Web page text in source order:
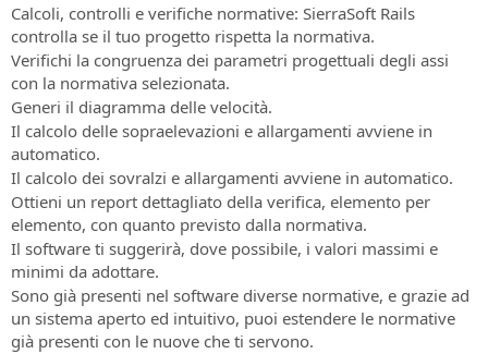
Calcoli, controlli e verifiche normative: SierraSoft Rails
controlla se il tuo progetto rispetta la normativa.
Verifichi la congruenza dei parametri progettuali degli assi
con la normativa selezionata.
Generi il diagramma delle velocità.
Il calcolo delle sopraelevazioni e allargamenti avviene in
automatico.
Il calcolo dei sovralzi e allargamenti avviene in automatico.
Ottieni un report dettagliato della verifica, elemento per
elemento, con quanto previsto dalla normativa.
Il software ti suggerirà, dove possibile, i valori massimi e
minimi da adottare.
Sono già presenti nel software diverse normative, e grazie ad
un sistema aperto ed intuitivo, puoi estendere le normative
già presenti con le nuove che ti servono.